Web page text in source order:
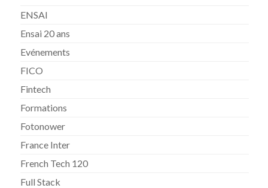
ENSAI
Ensai 20 ans
Evénements
FICO
Fintech
Formations
Fotonower
France Inter
French Tech 120
Full Stack